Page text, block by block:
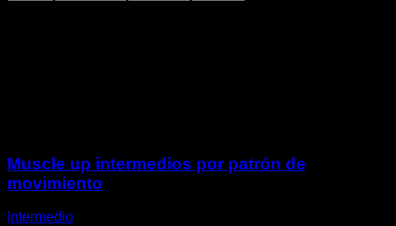
Muscle up intermedios por patrón de
movimiento
Intermedio